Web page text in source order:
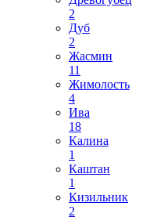
2
Дуб
2
Жасмин
11
Жимолость
4
Ива
18
Калина
1
Каштан
1
Кизильник
2